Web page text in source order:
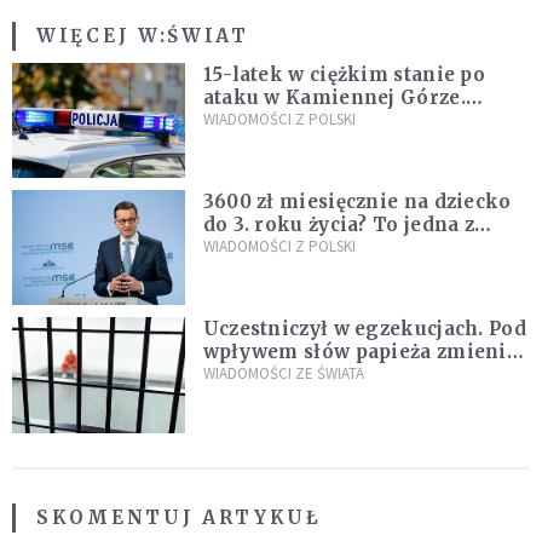
WIĘCEJ W:ŚWIAT
15-latek w ciężkim stanie po
ataku w Kamiennej Górze.
Policja zatrzymała dwóch
WIADOMOŚCI Z POLSKI
3600 zł miesięcznie na dziecko
do 3. roku życia? To jedna z
propozycji programu "Rozwój
WIADOMOŚCI Z POLSKI
Uczestniczył w egzekucjach. Pod
wpływem słów papieża zmienił
zdanie
WIADOMOŚCI ZE ŚWIATA
SKOMENTUJ ARTYKUŁ